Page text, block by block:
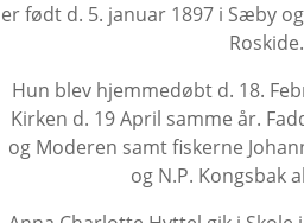
er født d. 5. januar 1897 i Sæby
Roskide.
Hun blev hjemmedøbt d. 18.
Kirken d. 19 April samme år.
og Moderen samt fiskerne
og N.P. Kongsbak